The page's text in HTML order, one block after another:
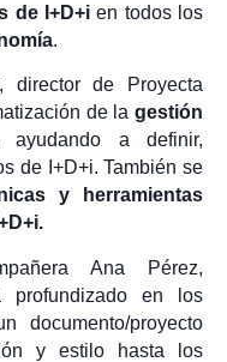
de I+D+ien todos los
.
director de Proyecta
de la gestión
ayudando a definir,
de I+D+i. También se
y herramientas
Ana Pérez,
profundizado en los
documento/proyecto
y estilo hasta los